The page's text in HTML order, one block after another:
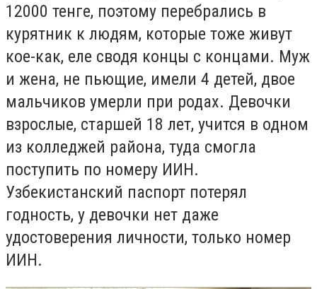
12000 тенге, поэтому перебрались в
курятник к людям, которые тоже живут
кое-как, еле сводя концы с концами. Муж
и жена, не пьющие, имели 4 детей, двое
мальчиков умерли при родах. Девочки
взрослые, старшей 18 лет, учится в одном
из колледжей района, туда смогла
поступить по номеру ИИН.
Узбекистанский паспорт потерял
годность, у девочки нет даже
удостоверения личности, только номер
ИИН.